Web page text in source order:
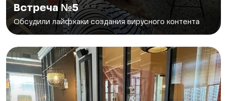
Встреча №5
Обсудили лайфхаки создания вирусного контента